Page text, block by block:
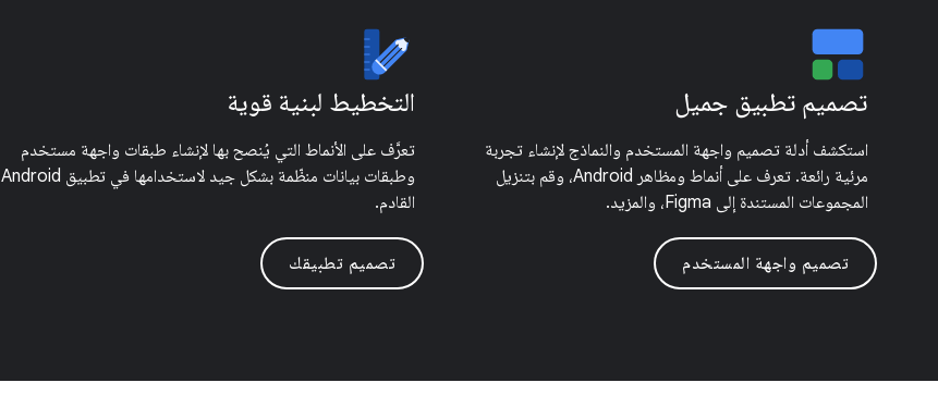
تصميم تطبيق جميل
استكشف أدلة تصميم واجهة المستخدم والنماذج لإنشاء تجربة
مرئية رائعة. تعرف على أنماط ومظاهر Android، وقم بتنزيل
المجموعات المستندة إلى Figma، والمزيد.
تصميم واجهة المستخدم
التخطيط لبنية قوية
تعرَّف على الأنماط التي يُنصح بها لإنشاء طبقات واجهة مستخدم
وطبقات بيانات منظّمة بشكل جيد لاستخدامها في تطبيق Android
القادم.
تصميم تطبيقك